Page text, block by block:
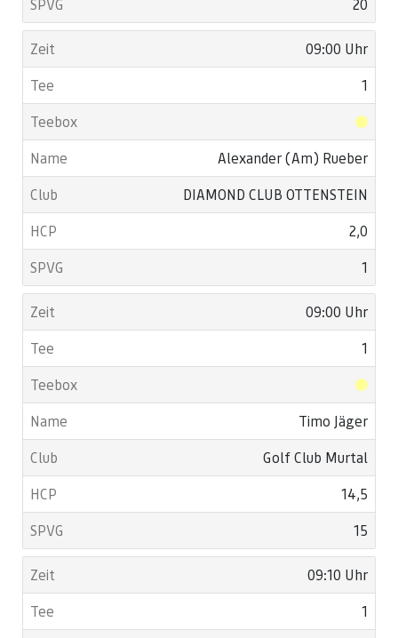
20
09:00 Uhr
1
Alexander (Am) Rueber
DIAMOND CLUB OTTENSTEIN
2,0
1
09:00 Uhr
1
Timo Jäger
Golf Club Murtal
14,5
15
09:10 Uhr
1